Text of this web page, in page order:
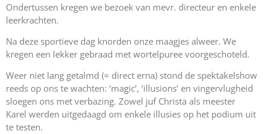
Ondertussen kregen we bezoek van mevr. directeur en enkele
leerkrachten.
Na deze sportieve dag knorden onze maagjes alweer. We
kregen een lekker gebraad met wortelpuree voorgeschoteld.
Weer niet lang getalmd (= direct erna) stond de spektakelshow
reeds op ons te wachten: ‘magic’, ‘illusions’ en vingervlugheid
sloegen ons met verbazing. Zowel juf Christa als meester
Karel werden uitgedaagd om enkele illusies op het podium uit
te testen.